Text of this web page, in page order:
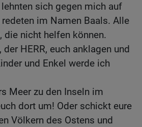
sich gegen mich auf
im Namen Baals. Alle
die nicht helfen können.
HERR, euch anklagen und
und Enkel werde ich
Meer zu den Inseln im
dort um! Oder schickt eure
Völkern des Ostens und